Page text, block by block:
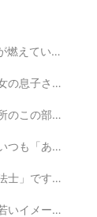
03:59
03:21
して、注目を集...
見えなかった。😂
た。 日の一番美...
んでいても。 だ...
士」の意味は「...
イスクリームを...